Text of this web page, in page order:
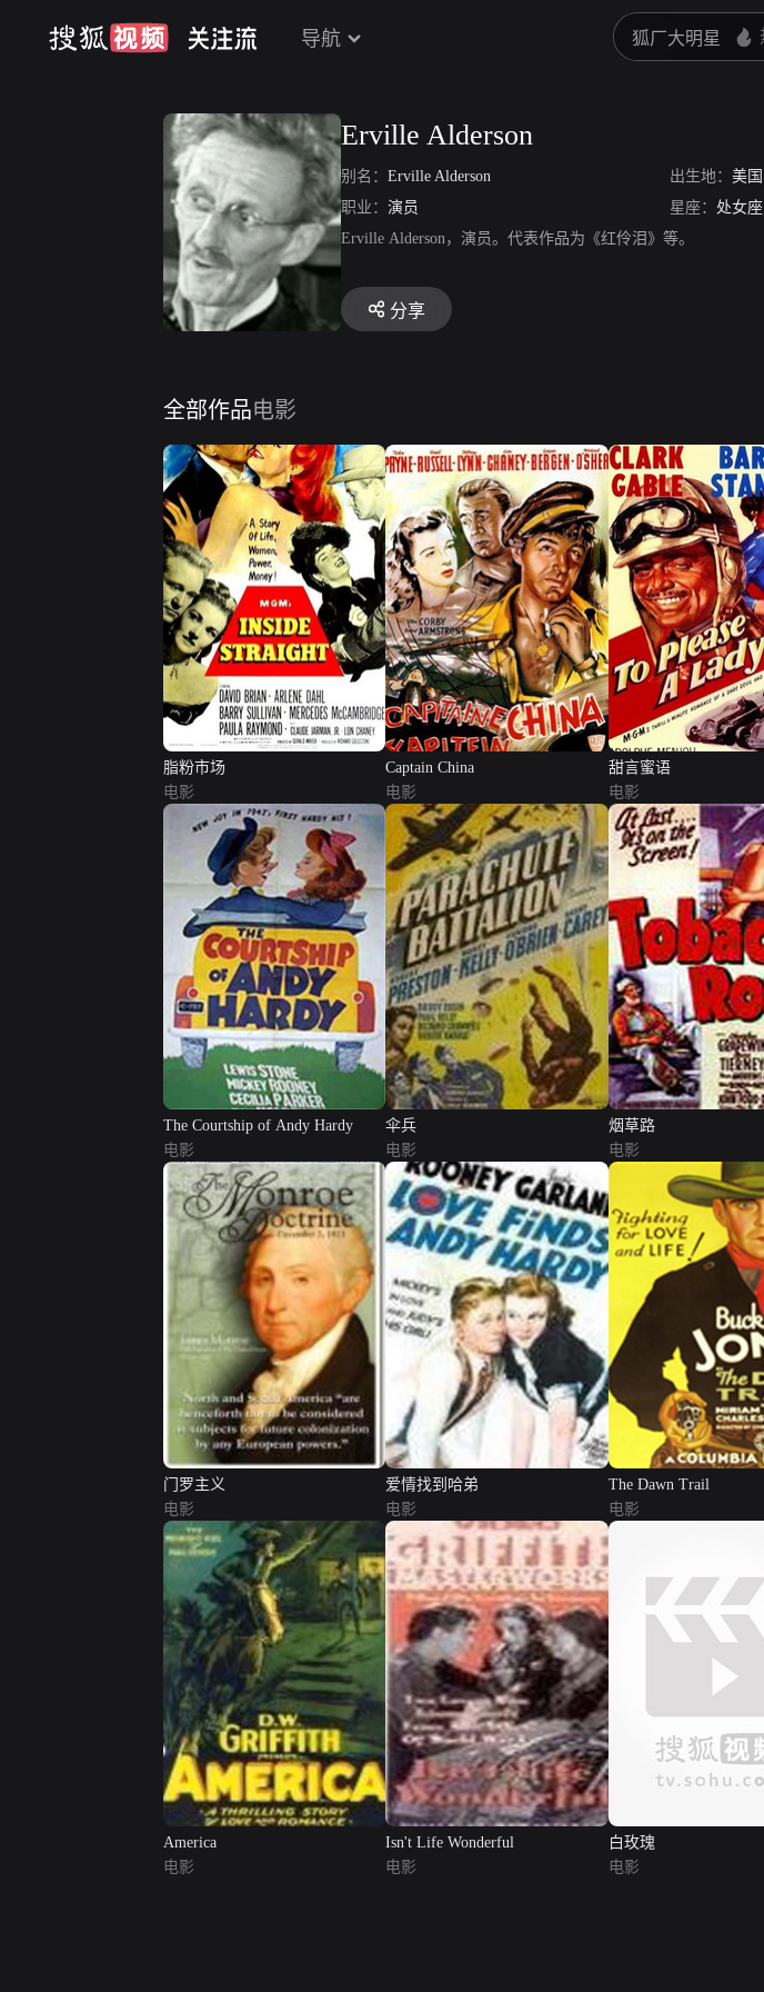
导航
Erville Alderson
别名： Erville Alderson 出生地： 美国
职业： 演员 星座： 处女座
Erville Alderson，演员。代表作品为《红伶泪》等。
分享
全部作品电影
脂粉市场
电影
Captain China
电影
甜言蜜语
电影
The Courtship of Andy Hardy
电影
伞兵
电影
烟草路
电影
门罗主义
电影
爱情找到哈弟
电影
The Dawn Trail
电影
America
电影
Isn't Life Wonderful
电影
白玫瑰
电影